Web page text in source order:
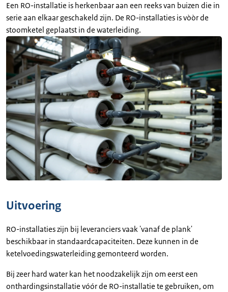
Een RO-installatie is herkenbaar aan een reeks van buizen die in
serie aan elkaar geschakeld zijn. De RO-installaties is vòòr de
stoomketel geplaatst in de waterleiding.
Uitvoering
RO-installaties zijn bij leveranciers vaak 'vanaf de plank'
beschikbaar in standaardcapaciteiten. Deze kunnen in de
ketelvoedingswaterleiding gemonteerd worden.
Bij zeer hard water kan het noodzakelijk zijn om eerst een
onthardingsinstallatie vóór de RO-installatie te gebruiken, om